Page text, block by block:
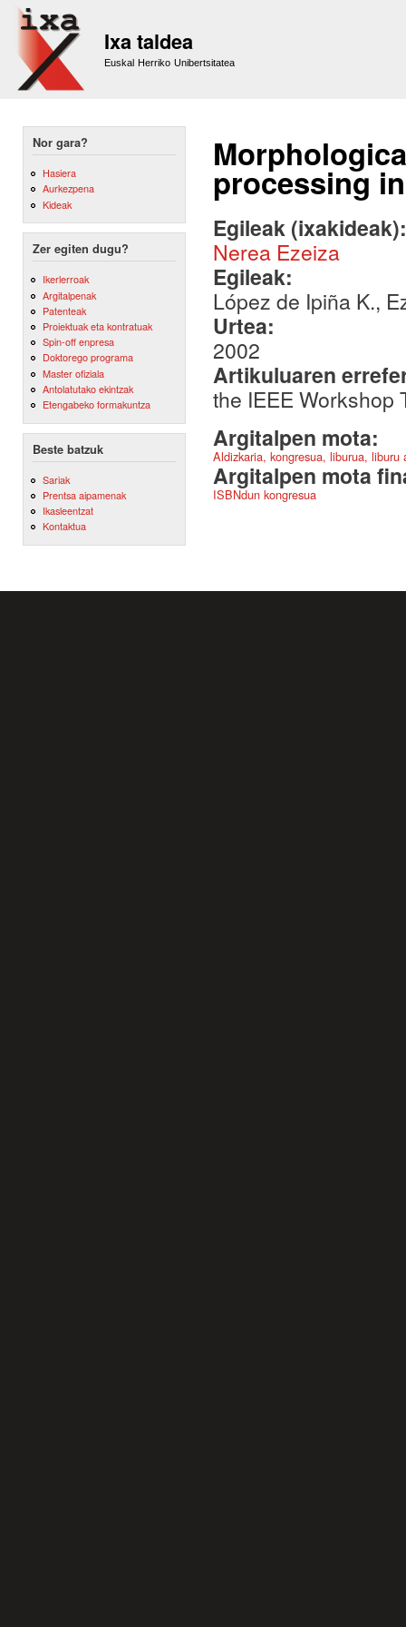
Ixa taldea
Euskal Herriko Unibertsitatea
Nor gara?
Hasiera
Aurkezpena
Kideak
Zer egiten dugu?
Ikerlerroak
Argitalpenak
Patenteak
Proiektuak eta kontratuak
Spin-off enpresa
Doktorego programa
Master ofiziala
Antolatutako ekintzak
Etengabeko formakuntza
Beste batzuk
Sariak
Prentsa aipamenak
Ikasleentzat
Kontaktua
processing
Egileak
Nerea Ezeiza
Egileak:
López de Ipiña K.,
Urtea:
2002
Artikuluaren
the IEEE Workshop
Argitalpen mota:
Aldizkaria, kongresua, liburua,
Argitalpen mota
ISBNdun kongresua